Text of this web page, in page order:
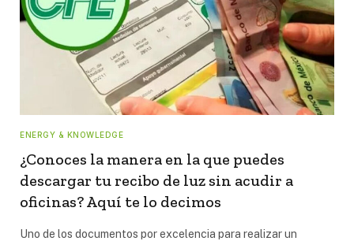
ENERGY & KNOWLEDGE
¿Conoces la manera en la que puedes
descargar tu recibo de luz sin acudir a
oficinas? Aquí te lo decimos
Uno de los documentos por excelencia para realizar un